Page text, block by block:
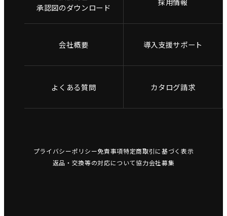
承認図のダウンロード
会社概要 導入支援サポート
よくある質問 カタログ請求
プライバシーポリシー免責事項特定商取引に基づく表示
返品・交換等の対応について協力会社募集